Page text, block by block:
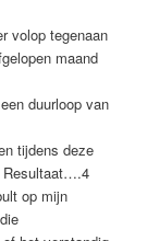
volop tegenaan
maand
duurloop van
tijdens deze
Resultaat….4
op mijn